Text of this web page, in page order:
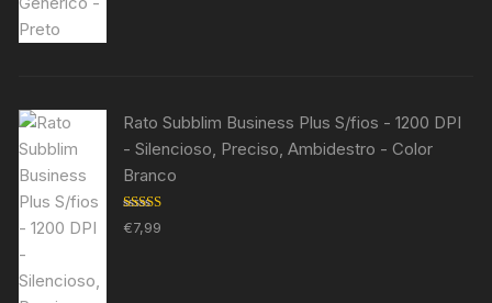
Rato Subblim Business Plus S/fios - 1200 DPI
- Silencioso, Preciso, Ambidestro - Color
Branco
Avaliação
5.00de 5
€7,99